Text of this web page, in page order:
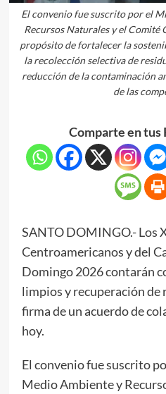
El convenio fue suscrito por el
Recursos Naturales y el Comité
propósito de fortalecer la
la recolección selectiva de
reducción de la contaminación
de las
Comparte en tus
SANTO DOMINGO.- Los
Centroamericanos y del
Domingo 2026 contarán
limpios y recuperación de
firma de un acuerdo de
hoy.
El convenio fue suscrito
Medio Ambiente y